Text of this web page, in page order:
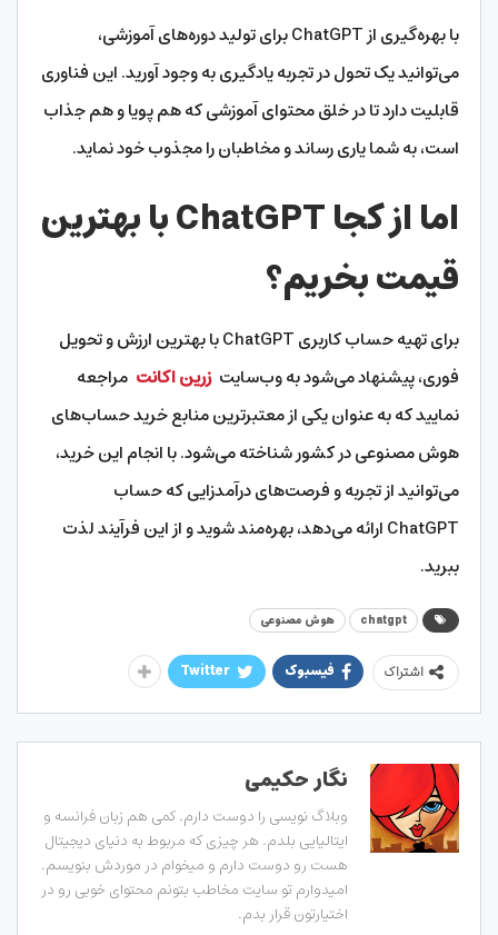
با بهره‌گیری از ChatGPT برای تولید دوره‌های آموزشی،
می‌توانید یک تحول در تجربه یادگیری به وجود آورید. این فناوری
قابلیت دارد تا در خلق محتوای آموزشی که هم پویا و هم جذاب
است، به شما یاری رساند و مخاطبان را مجذوب خود نماید.
اما از کجا ChatGPT با بهترین
قیمت بخریم؟
برای تهیه حساب کاربری ChatGPT با بهترین ارزش و تحویل
فوری، پیشنهاد می‌شود به وب‌سایتزرین اکانت مراجعه
نمایید که به عنوان یکی از معتبرترین منابع خرید حساب‌های
هوش مصنوعی در کشور شناخته می‌شود. با انجام این خرید،
می‌توانید از تجربه و فرصت‌های درآمدزایی که حساب
ChatGPT ارائه می‌دهد، بهره‌مند شوید و از این فرآیند لذت
ببرید.
chatgpt هوش مصنوعی
اشتراک فیسبوک Twitter
نگار حکیمی
وبلاگ نویسی را دوست دارم. کمی هم زبان فرانسه و
ایتالیایی بلدم. هر چیزی که مربوط به دنیای دیجیتال
هست رو دوست دارم و میخوام در موردش بنویسم.
امیدوارم تو سایت مخاطب بتونم محتوای خوبی رو در
اختیارتون قرار بدم.